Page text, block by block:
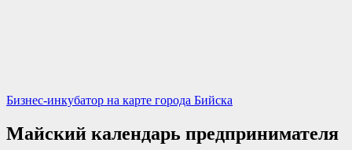
Бизнес-инкубатор на карте города Бийска
Майский календарь предпринимателя